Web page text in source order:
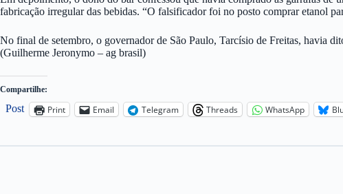
fabricação irregular das bebidas. “O falsificador foi no posto comprar etanol
No final de setembro, o governador de São Paulo, Tarcísio de Freitas, havia
(Guilherme Jeronymo – ag brasil)
Compartilhe:
Post Print Email Telegram Threads WhatsApp